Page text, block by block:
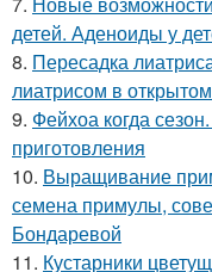
детей. Аденоиды у
8. Пересадка
лиатрисом в
9. Фейхоа когда
приготовления
10. Выращивание
семена примулы,
Бондаревой
11. Кустарники